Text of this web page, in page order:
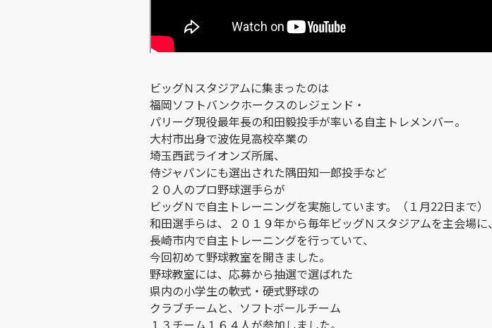
ビッグＮスタジアムに集まったのは
福岡ソフトバンクホークスのレジェンド・
パリーグ現役最年長の和田毅投手が率いる自主トレメンバー。
大村市出身で波佐見高校卒業の
埼玉西武ライオンズ所属、
侍ジャパンにも選出された隅田知一郎投手など
２０人のプロ野球選手らが
ビッグＮで自主トレーニングを実施しています。（１月22日まで）
和田選手らは、２０１９年から毎年ビッグＮスタジアムを主会場に、
長崎市内で自主トレーニングを行っていて、
今回初めて野球教室を開きました。
野球教室には、応募から抽選で選ばれた
県内の小学生の軟式・硬式野球の
クラブチームと、ソフトボールチーム
１３チーム１６４人が参加しました。